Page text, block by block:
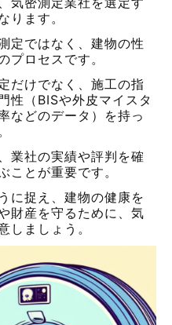
ります。
定ではなく、建物の性
プロセスです。
だけでなく、施工の指
性（BISや外皮マイスタ
などのデータ）を持っ
業社の実績や評判を確
ことが重要です。
に捉え、建物の健康を
財産を守るために、気
しましょう。